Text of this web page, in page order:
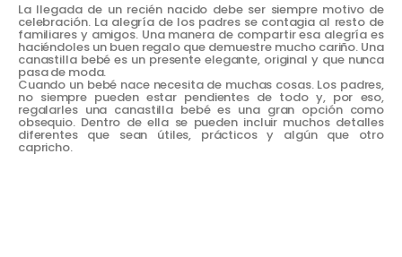
La llegada de un recién nacido debe ser siempre motivo de
celebración. La alegría de los padres se contagia al resto de
familiares y amigos. Una manera de compartir esa alegría es
haciéndoles un buen regalo que demuestre mucho cariño. Una
canastilla bebé es un presente elegante, original y que nunca
pasa de moda.
Cuando un bebé nace necesita de muchas cosas. Los padres,
no siempre pueden estar pendientes de todo y, por eso,
regalarles una canastilla bebé es una gran opción como
obsequio. Dentro de ella se pueden incluir muchos detalles
diferentes que sean útiles, prácticos y algún que otro
capricho.